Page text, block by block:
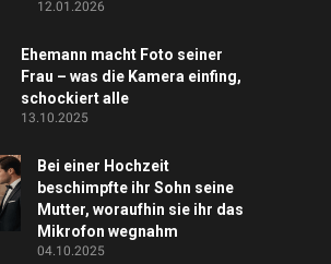
12.01.2026
Ehemann macht Foto seiner
Frau – was die Kamera einfing,
schockiert alle
13.10.2025
Bei einer Hochzeit
beschimpfte ihr Sohn seine
Mutter, woraufhin sie ihr das
Mikrofon wegnahm
04.10.2025